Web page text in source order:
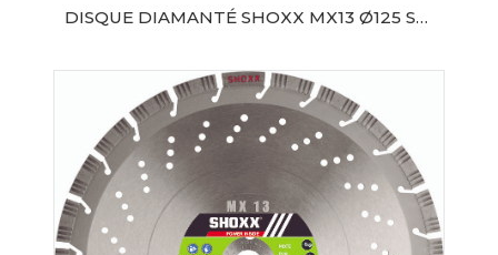
DISQUE DIAMANTÉ SHOXX MX13 Ø125 SAMEDIA
AJOUTER AU PANIER